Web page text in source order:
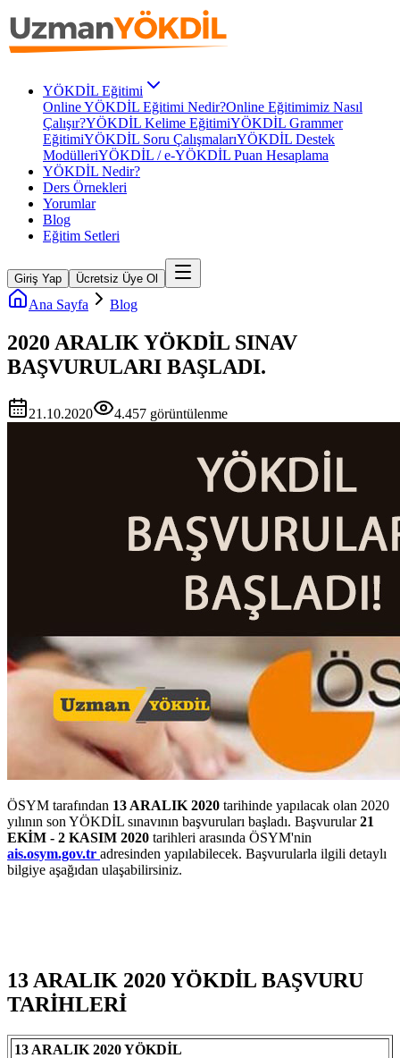
YÖKDİL Eğitimi
Online YÖKDİL Eğitimi Nedir?Online Eğitimimiz Nasıl
Çalışır?YÖKDİL Kelime EğitimiYÖKDİL Grammer
EğitimiYÖKDİL Soru ÇalışmalarıYÖKDİL Destek
ModülleriYÖKDİL / e-YÖKDİL Puan Hesaplama
YÖKDİL Nedir?
Ders Örnekleri
Yorumlar
Blog
Eğitim Setleri
Giriş Yap Ücretsiz Üye Ol
Ana Sayfa Blog
2020 ARALIK YÖKDİL SINAV
BAŞVURULARI BAŞLADI.
21.10.2020 4.457 görüntülenme
ÖSYM tarafından 13 ARALIK 2020 tarihinde yapılacak olan 2020
yılının son YÖKDİL sınavının başvuruları başladı. Başvurular21
EKİM - 2 KASIM 2020 tarihleri arasında ÖSYM'nin
ais.osym.gov.tr adresinden yapılabilecek. Başvurularla ilgili detaylı
bilgiye aşağıdan ulaşabilirsiniz.
13 ARALIK 2020 YÖKDİL BAŞVURU
TARİHLERİ
13 ARALIK 2020 YÖKDİL